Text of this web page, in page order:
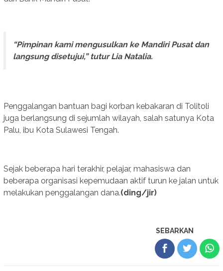
“Pimpinan kami mengusulkan ke Mandiri Pusat dan
langsung disetujui,” tutur Lia Natalia.
Penggalangan bantuan bagi korban kebakaran di Tolitoli
juga berlangsung di sejumlah wilayah, salah satunya Kota
Palu, ibu Kota Sulawesi Tengah.
Sejak beberapa hari terakhir, pelajar, mahasiswa dan
beberapa organisasi kepemudaan aktif turun ke jalan untuk
melakukan penggalangan dana.(ding/jir)
SEBARKAN